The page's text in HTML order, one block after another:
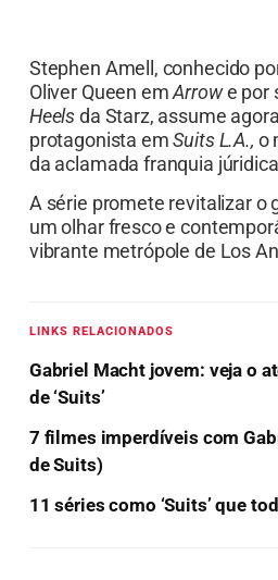
Stephen Amell, conhecido
Oliver Queen emArrowe por
Heelsda Starz, assume
protagonista emSuits L.A., o
da aclamada franquia
A série promete revitalizar o
um olhar fresco e
vibrante metrópole de Los
LINKS RELACIONADOS
Gabriel Macht jovem: veja o
de ‘Suits’
7 filmes imperdíveis com
de Suits)
11 séries como ‘Suits’ que